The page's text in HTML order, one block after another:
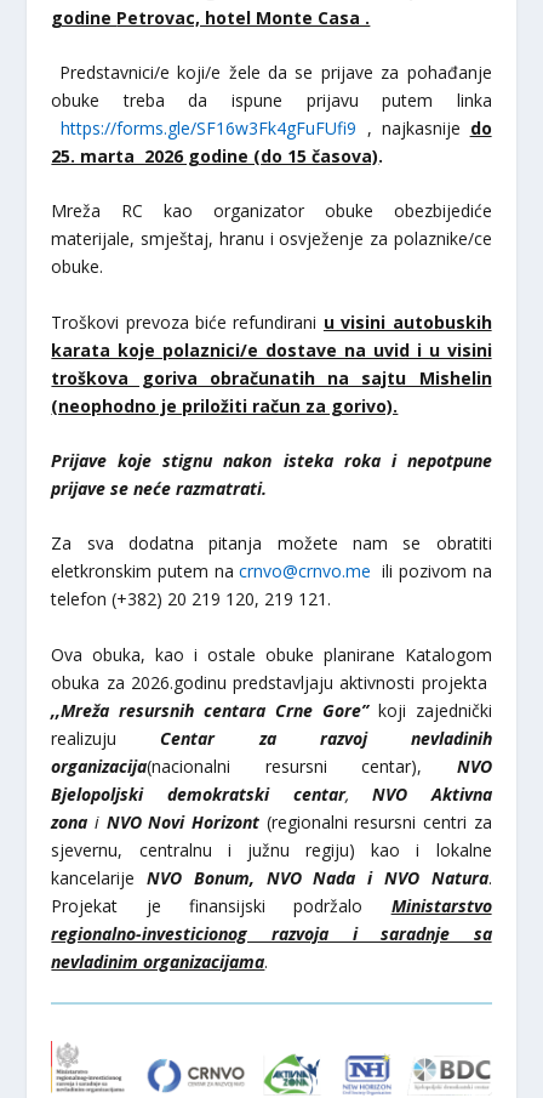
godine Petrovac, hotel Monte Casa .
Predstavnici/e koji/e žele da se prijave za pohađanje
obuke treba da ispune prijavu putem linka
https://forms.gle/SF16w3Fk4gFuFUfi9 , najkasnije do
25. marta 2026 godine (do 15 časova).
Mreža RC kao organizator obuke obezbijediće
materijale, smještaj, hranu i osvježenje za polaznike/ce
obuke.
Troškovi prevoza biće refundirani u visini autobuskih
karata koje polaznici/e dostave na uvid i u visini
troškova goriva obračunatih na sajtu Mishelin
(neophodno je priložiti račun za gorivo).
Prijave koje stignu nakon isteka roka i nepotpune
prijave se neće razmatrati.
Za sva dodatna pitanja možete nam se obratiti
eletkronskim putem nacrnvo@crnvo.me ili pozivom na
telefon (+382) 20 219 120, 219 121.
Ova obuka, kao i ostale obuke planirane Katalogom
obuka za 2026.godinu predstavljaju aktivnosti projekta
,,Mreža resursnih centara Crne Gore”koji zajednički
realizujuCentar za razvoj nevladinih
organizacija(nacionalni resursni centar), NVO
Bjelopoljski demokratski centar,NVO Aktivna
zona i NVO Novi Horizont (regionalni resursni centri za
sjevernu, centralnu i južnu regiju) kao i lokalne
kancelarijeNVO Bonum, NVO Nada i NVO Natura.
Projekat je finansijski podržalo Ministarstvo
regionalno-investicionog razvoja i saradnje sa
nevladinim organizacijama.